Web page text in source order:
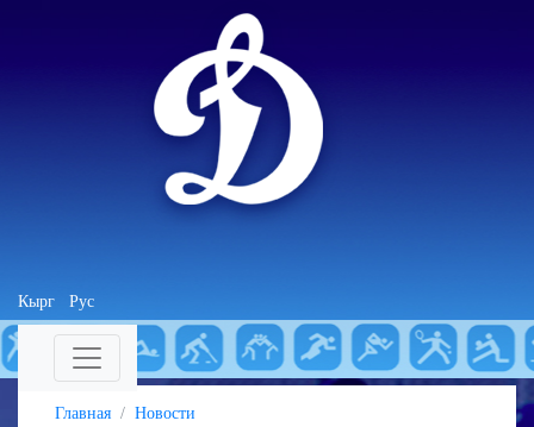
Кырг Рус
Главная
Новости